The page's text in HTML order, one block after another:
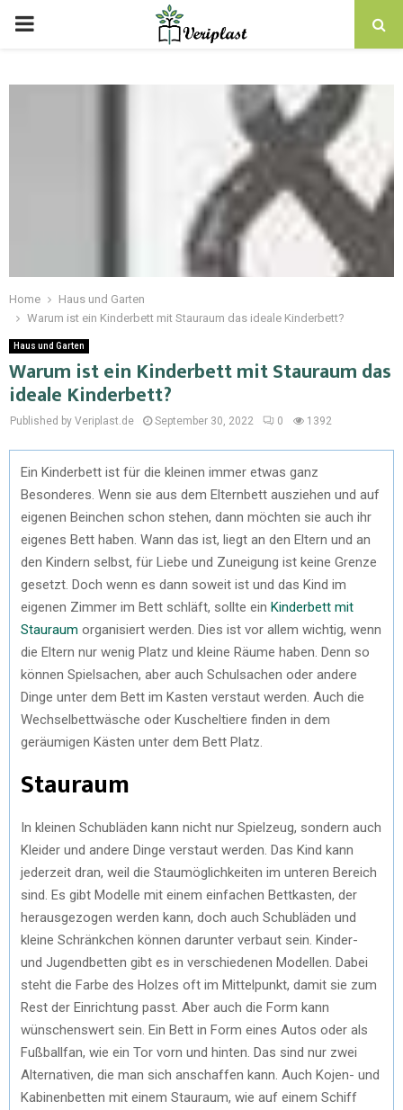
Home
Haus und Garten
Warum ist ein Kinderbett mit Stauraum das ideale Kinderbett?
Haus und Garten
Warum ist ein Kinderbett mit Stauraum das
ideale Kinderbett?
Published by Veriplast.de September 30, 2022 0 1392
Ein Kinderbett ist für die kleinen immer etwas ganz
Besonderes. Wenn sie aus dem Elternbett ausziehen und auf
eigenen Beinchen schon stehen, dann möchten sie auch ihr
eigenes Bett haben. Wann das ist, liegt an den Eltern und an
den Kindern selbst, für Liebe und Zuneigung ist keine Grenze
gesetzt. Doch wenn es dann soweit ist und das Kind im
eigenen Zimmer im Bett schläft, sollte ein Kinderbett mit
Stauraum organisiert werden. Dies ist vor allem wichtig, wenn
die Eltern nur wenig Platz und kleine Räume haben. Denn so
können Spielsachen, aber auch Schulsachen oder andere
Dinge unter dem Bett im Kasten verstaut werden. Auch die
Wechselbettwäsche oder Kuscheltiere finden in dem
geräumigen Kästen unter dem Bett Platz.
Stauraum
In kleinen Schubläden kann nicht nur Spielzeug, sondern auch
Kleider und andere Dinge verstaut werden. Das Kind kann
jederzeit dran, weil die Staumöglichkeiten im unteren Bereich
sind. Es gibt Modelle mit einem einfachen Bettkasten, der
herausgezogen werden kann, doch auch Schubläden und
kleine Schränkchen können darunter verbaut sein. Kinder-
und Jugendbetten gibt es in verschiedenen Modellen. Dabei
steht die Farbe des Holzes oft im Mittelpunkt, damit sie zum
Rest der Einrichtung passt. Aber auch die Form kann
wünschenswert sein. Ein Bett in Form eines Autos oder als
Fußballfan, wie ein Tor vorn und hinten. Das sind nur zwei
Alternativen, die man sich anschaffen kann. Auch Kojen- und
Kabinenbetten mit einem Stauraum, wie auf einem Schiff